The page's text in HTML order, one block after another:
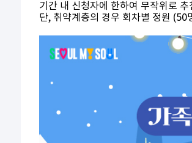
기간 내 신청자에 한하여 무작위로 추
단, 취약계층의 경우 회차별 정원